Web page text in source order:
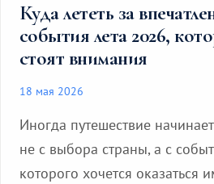
Куда лететь за
события лета 2026,
стоят внимания
18 мая 2026
Иногда путешествие
не с выбора страны, а с
которого хочется оказаться